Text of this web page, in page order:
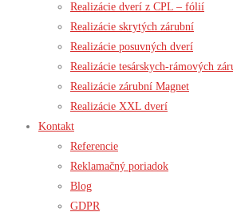
Realizácie dverí z CPL – fólií
Realizácie skrytých zárubní
Realizácie posuvných dverí
Realizácie tesárskych-rámových
Realizácie zárubní Magnet
Realizácie XXL dverí
Kontakt
Referencie
Reklamačný poriadok
Blog
GDPR